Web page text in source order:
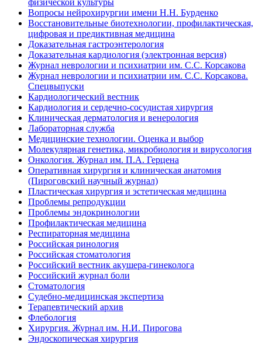
физической культуры
Вопросы нейрохирургии имени Н.Н. Бурденко
Восстановительные биотехнологии, профилактическая,
цифровая и предиктивная медицина
Доказательная гастроэнтерология
Доказательная кардиология (электронная версия)
Журнал неврологии и психиатрии им. С.С. Корсакова
Журнал неврологии и психиатрии им. С.С. Корсакова.
Спецвыпуски
Кардиологический вестник
Кардиология и сердечно-сосудистая хирургия
Клиническая дерматология и венерология
Лабораторная служба
Медицинские технологии. Оценка и выбор
Молекулярная генетика, микробиология и вирусология
Онкология. Журнал им. П.А. Герцена
Оперативная хирургия и клиническая анатомия
(Пироговский научный журнал)
Пластическая хирургия и эстетическая медицина
Проблемы репродукции
Проблемы эндокринологии
Профилактическая медицина
Респираторная медицина
Российская ринология
Российская стоматология
Российский вестник акушера-гинеколога
Российский журнал боли
Стоматология
Судебно-медицинская экспертиза
Терапевтический архив
Флебология
Хирургия. Журнал им. Н.И. Пирогова
Эндоскопическая хирургия